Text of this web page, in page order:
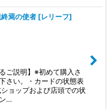
終焉の使者 [レリーフ]
ご説明】※初めて購入さ
さい。・カードの状態表
ョップおよび店頭での状
…